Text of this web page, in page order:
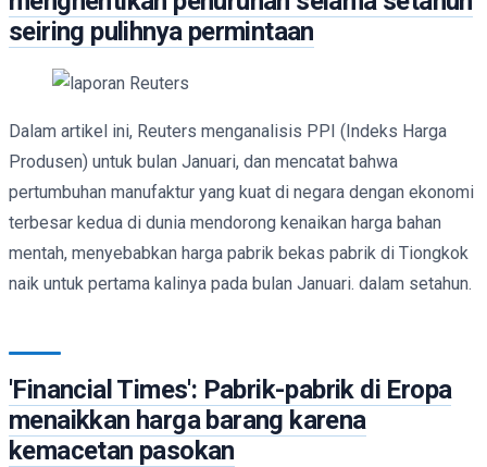
seiring pulihnya permintaan
Dalam artikel ini, Reuters menganalisis PPI (Indeks Harga
Produsen) untuk bulan Januari, dan mencatat bahwa
pertumbuhan manufaktur yang kuat di negara dengan ekonomi
terbesar kedua di dunia mendorong kenaikan harga bahan
mentah, menyebabkan harga pabrik bekas pabrik di Tiongkok
naik untuk pertama kalinya pada bulan Januari. dalam setahun.
'Financial Times': Pabrik-pabrik di Eropa
menaikkan harga barang karena
kemacetan pasokan